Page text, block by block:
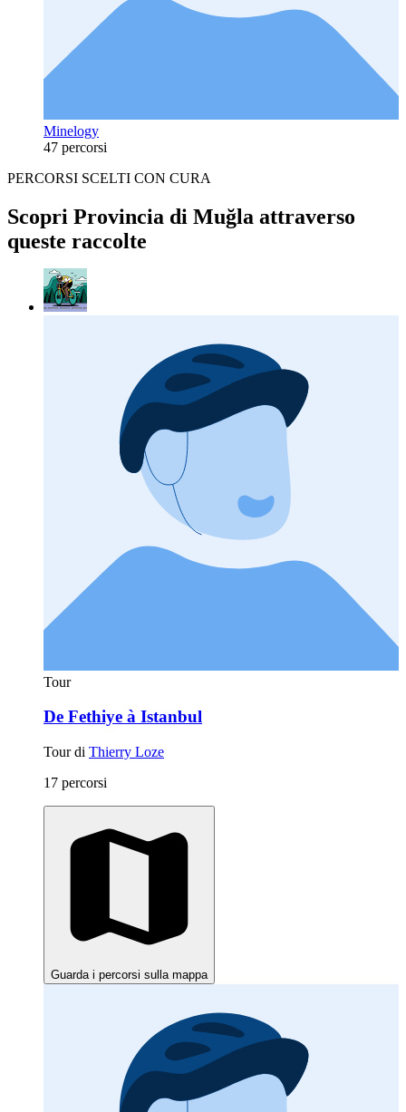
Minelogy
47 percorsi
PERCORSI SCELTI CON CURA
Scopri Provincia di Muğla attraverso
queste raccolte
Tour
De Fethiye à Istanbul
Tour di Thierry Loze
17 percorsi
Guarda i percorsi sulla mappa